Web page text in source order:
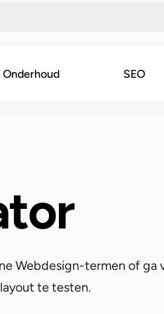
Onderhoud SEO
Webdesign-termen of ga
te testen.